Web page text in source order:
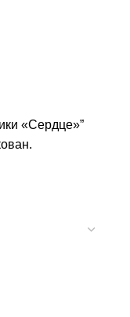
«Сердце»”